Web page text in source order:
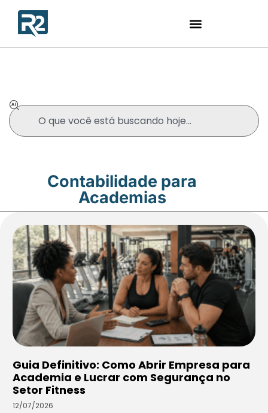
Contabilidade para
Academias
Guia Definitivo: Como Abrir Empresa para
Academia e Lucrar com Segurança no
Setor Fitness
12/07/2026